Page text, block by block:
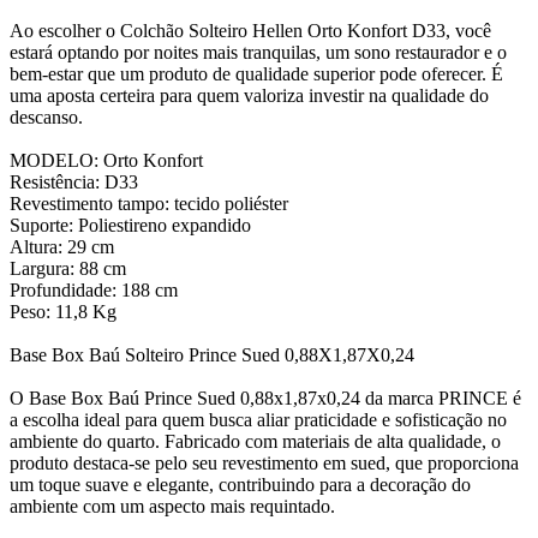
Ao escolher o Colchão Solteiro Hellen Orto Konfort D33, você
estará optando por noites mais tranquilas, um sono restaurador e o
bem-estar que um produto de qualidade superior pode oferecer. É
uma aposta certeira para quem valoriza investir na qualidade do
descanso.
MODELO: Orto Konfort
Resistência: D33
Revestimento tampo: tecido poliéster
Suporte: Poliestireno expandido
Altura: 29 cm
Largura: 88 cm
Profundidade: 188 cm
Peso: 11,8 Kg
Base Box Baú Solteiro Prince Sued 0,88X1,87X0,24
O Base Box Baú Prince Sued 0,88x1,87x0,24 da marca PRINCE é
a escolha ideal para quem busca aliar praticidade e sofisticação no
ambiente do quarto. Fabricado com materiais de alta qualidade, o
produto destaca-se pelo seu revestimento em sued, que proporciona
um toque suave e elegante, contribuindo para a decoração do
ambiente com um aspecto mais requintado.